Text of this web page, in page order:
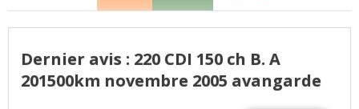
Dernier avis : 220 CDI 150 ch B. A
201500km novembre 2005 avangarde